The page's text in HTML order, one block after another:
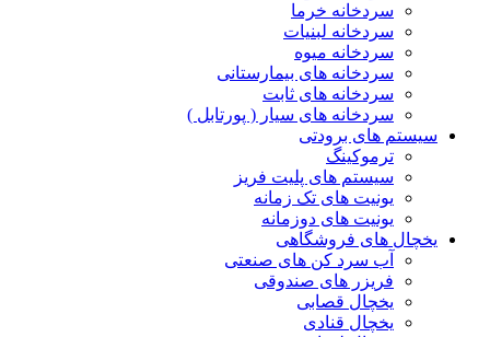
سردخانه خرما
سردخانه لبنیات
سردخانه میوه
سردخانه های بیمارستانی
سردخانه های ثابت
سردخانه های سیار ( پورتابل )
سیستم های برودتی
ترموکینگ
سیستم های پلیت فریز
یونیت های تک زمانه
یونیت های دوزمانه
یخچال های فروشگاهی
آب سرد کن های صنعتی
فریزر های صندوقی
یخچال قصابی
یخچال قنادی